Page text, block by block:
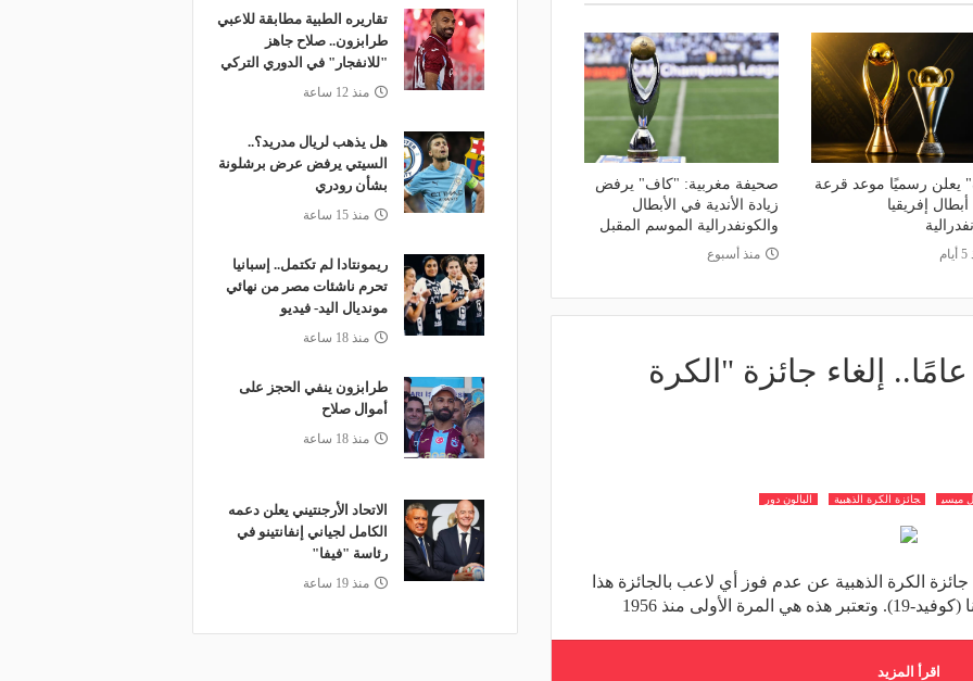
يعلن رسميًا موعد قرعة
إفريقيا
صحيفة مغربية: "كاف" يرفض
زيادة الأندية في الأبطال
والكونفدرالية الموسم المقبل
منذ أسبوع
للمرة الأولى منذ 64 عامًا.. إلغاء جائزة "الكرة
ميسي جائزة الكرة الذهبية البالون دور
الكرة الذهبية عن عدم فوز أي لاعب بالجائزة هذا
منذ 1956
اقرأ المزيد
تقاريره الطبية مطابقة للاعبي
طرابزون.. صلاح جاهز
"للانفجار" في الدوري التركي
منذ 12 ساعة
هل يذهب لريال مدريد؟..
السيتي يرفض عرض برشلونة
بشأن رودري
منذ 15 ساعة
ريمونتادا لم تكتمل.. إسبانيا
تحرم ناشئات مصر من نهائي
مونديال اليد- فيديو
منذ 18 ساعة
طرابزون ينفي الحجز على
أموال صلاح
منذ 18 ساعة
الاتحاد الأرجنتيني يعلن دعمه
الكامل لجياني إنفانتينو في
رئاسة "فيفا"
منذ 19 ساعة